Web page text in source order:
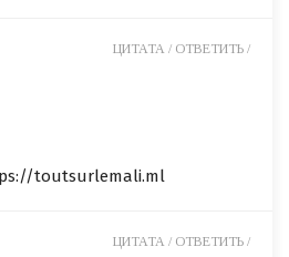
toutsurlemali.ml
ЦИТАТА / ОТВЕТИТЬ /
ЦИТАТА / ОТВЕТИТЬ /